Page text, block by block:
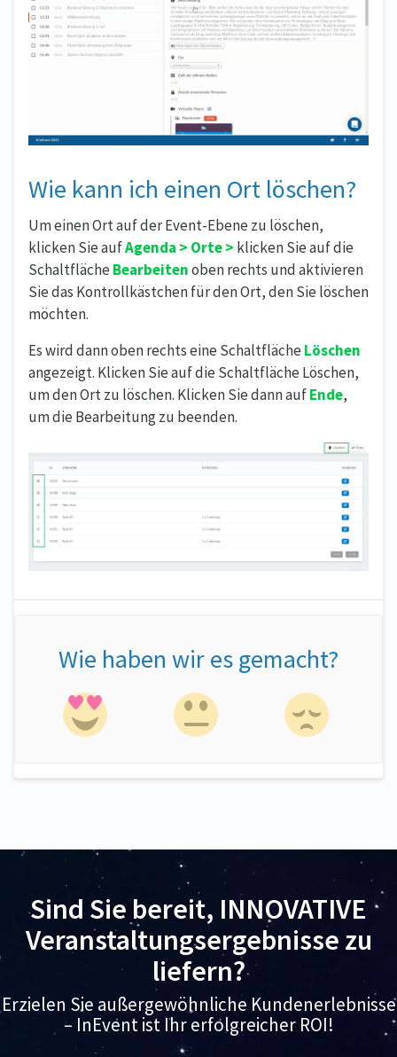
Wie kann ich einen Ort löschen?
Um einen Ort auf der Event-Ebene zu löschen,
klicken Sie aufAgenda > Orte > klicken Sie auf die
Schaltfläche Bearbeitenoben rechts und aktivieren
Sie das Kontrollkästchen für den Ort, den Sie löschen
möchten.
Es wird dann oben rechts eine Schaltfläche Löschen
angezeigt. Klicken Sie auf die Schaltfläche Löschen,
um den Ort zu löschen. Klicken Sie dann aufEnde,
um die Bearbeitung zu beenden.
Wie haben wir es gemacht?
Sind Sie bereit, INNOVATIVE
Veranstaltungsergebnisse zu
liefern?
Erzielen Sie außergewöhnliche Kundenerlebnisse
– InEvent ist Ihr erfolgreicher ROI!